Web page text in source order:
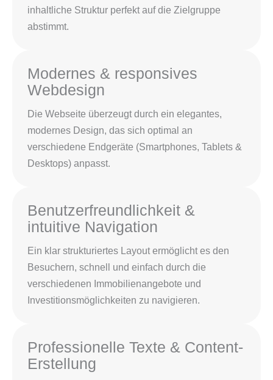
inhaltliche Struktur perfekt auf die Zielgruppe
abstimmt.
Modernes & responsives
Webdesign
Die Webseite überzeugt durch ein elegantes,
modernes Design, das sich optimal an
verschiedene Endgeräte (Smartphones, Tablets &
Desktops) anpasst.
Benutzerfreundlichkeit &
intuitive Navigation
Ein klar strukturiertes Layout ermöglicht es den
Besuchern, schnell und einfach durch die
verschiedenen Immobilienangebote und
Investitionsmöglichkeiten zu navigieren.
Professionelle Texte & Content-
Erstellung